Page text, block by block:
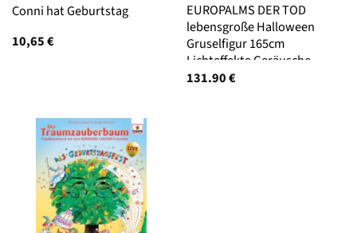
Conni hat Geburtstag
10,65€
EUROPALMS DER TOD
lebensgroße Halloween
Gruselfigur 165cm
Lichteffekte Geräusche
131.90€